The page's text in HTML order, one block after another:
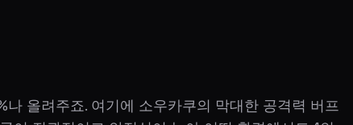
올려주죠. 여기에 소우카쿠의 막대한 공격력 버프